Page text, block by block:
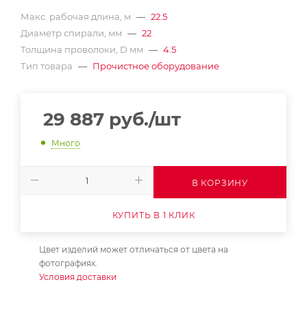
Макс. рабочая длина, м — 22.5
Диаметр спирали, мм — 22
Толщина проволоки, D мм — 4.5
Тип товара — Прочистное оборудование
29 887 руб./шт
Много
В КОРЗИНУ
КУПИТЬ В 1 КЛИК
Цвет изделий может отличаться от цвета на
фотографиях.
Условия доставки